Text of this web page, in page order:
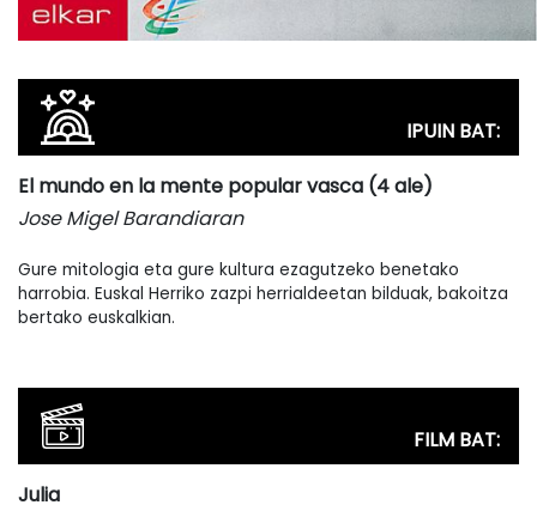
IPUIN BAT:
El mundo en la mente popular vasca (4 ale)
Jose Migel Barandiaran
Gure mitologia eta gure kultura ezagutzeko benetako
harrobia. Euskal Herriko zazpi herrialdeetan bilduak, bakoitza
bertako euskalkian.
FILM BAT:
Julia